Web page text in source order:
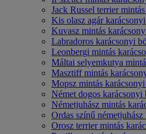
Jack Russel terrier
Kis olasz agár
Kuvasz mintás
Labradoros karácsonyi
Leonbergi mintás
Máltai selyemkutya
Masztiff mintás
Mopsz mintás
Német dogos karácsonyi
Németjuhász mintás
Ordas színű
Orosz terrier mintás